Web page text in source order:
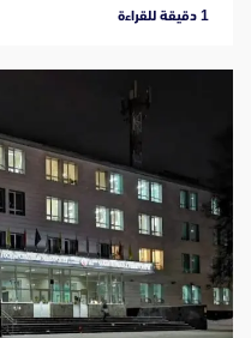
‫1 دقيقة للقراءة